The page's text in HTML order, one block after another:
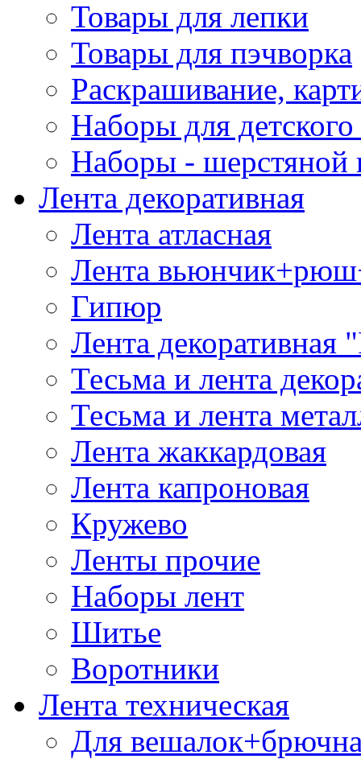
Товары для лепки
Товары для пэчворка
Раскрашивание,
Наборы для
Наборы - шерстяной
Лента декоративная
Лента атласная
Лента
Гипюр
Лента декоративная
Тесьма и лента
Тесьма и лента
Лента жаккардовая
Лента капроновая
Кружево
Ленты прочие
Наборы лент
Шитье
Воротники
Лента техническая
Для